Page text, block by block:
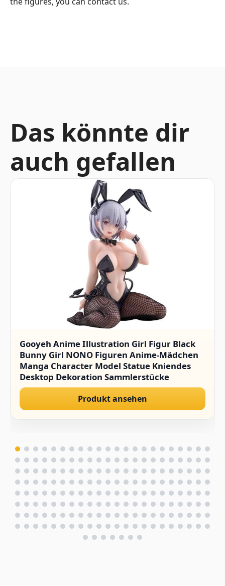
Das könnte dir
auch gefallen
Gooyeh Anime Illustration Girl Figur Black
Bunny Girl NONO Figuren Anime-Mädchen
Manga Character Model Statue Kniendes
Desktop Dekoration Sammlerstücke
Geschenk für Fans 15CM
Produkt ansehen